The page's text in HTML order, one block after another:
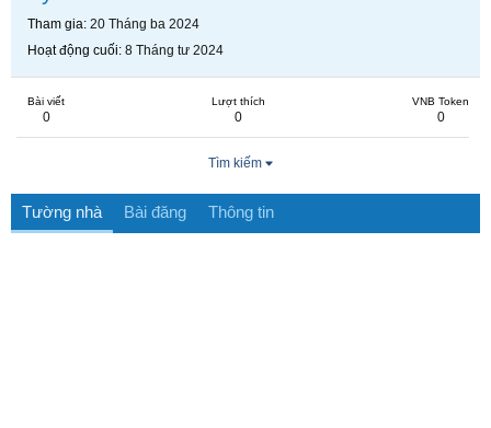
Tham gia 20 Tháng ba 2024
Hoạt động cuối 8 Tháng tư 2024
Bài viết
0
Lượt thích
0
VNB Token
0
Tìm kiếm
Tường nhà Bài đăng Thông tin